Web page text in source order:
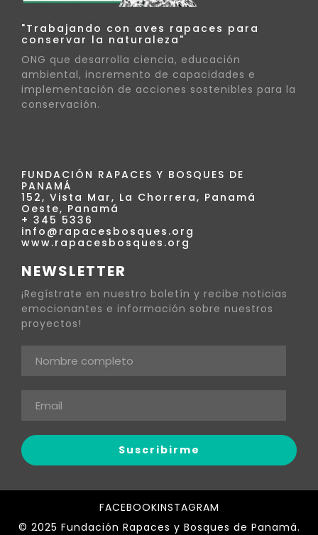
"Trabajando con aves rapaces para
conservar la naturaleza"
ONG que desarrolla ciencia, educación
ambiental, incremento de capacidades e
implementación de acciones sostenibles para la
conservación.
FUNDACIÓN RAPACES Y BOSQUES DE
PANAMÁ
152, Vista Mar, La Chorrera, Panamá
Oeste, Panamá
+ 345 5336
info@rapacesbosques.org
www.rapacesbosques.org
NEWSLETTER
¡Regístrate en nuestro boletín y recibe noticias
emocionantes e información sobre nuestros
proyectos!
FACEBOOKINSTAGRAM
© 2025 Fundación Rapaces y Bosques de Panamá.